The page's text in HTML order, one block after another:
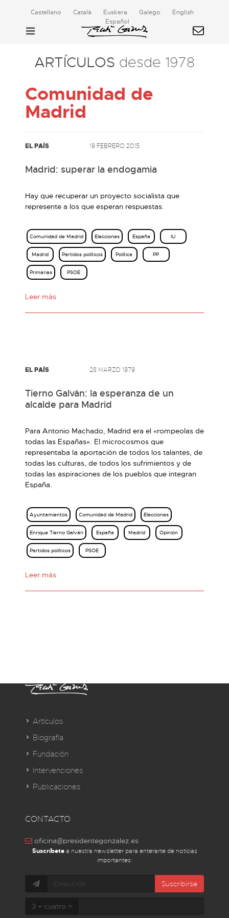
Castellano Català Euskera Galego
English
Español
ARTÍCULOS desde 1978
Comunidad de
Madrid
EL PAÍS 19 FEBRERO 2015
Madrid: superar la endogamia
Hay que recuperar un proyecto socialista que
represente a los que esperan respuestas.
Comunidad de Madrid Elecciones España IU
Madrid Partidos políticos Política PP
Primarias PSOE
Leer más
EL PAÍS 28 MARZO 1979
Tierno Galván: la esperanza de un
alcalde para Madrid
Para Antonio Machado, Madrid era el «rompeolas de
todas las Españas». El microcosmos que
representaba la aportación de todos los talantes, de
todas las culturas, de todos los sufrimientos y de
todas las aspiraciones de los pueblos que integran
España.
Ayuntamientos Comunidad de Madrid Elecciones
Enrique Tierno Galván España Madrid Opinión
Partidos políticos PSOE
Leer más
Artículos
Biografía
Fundación
Intervenciones
Publicaciones
CONTACTO
oficina@presidentegonzalez.es
Suscríbetea nuestra newsletter para enterarte de noticias
importantes:
Suscribirse
3 + cuatro =